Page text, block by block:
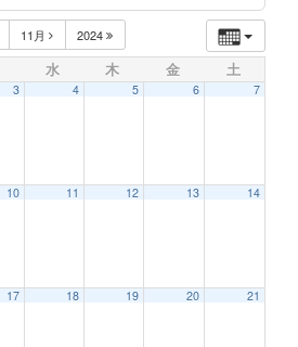
11月 2024
水 木 金 土
3 4 5 6 7
10 11 12 13 14
17 18 19 20 21